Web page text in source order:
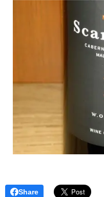
Share